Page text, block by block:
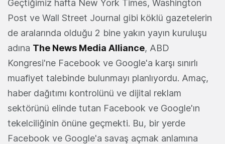
Geçtiğimiz hafta New York Times, Washington
Post ve Wall Street Journal gibi köklü gazetelerin
de aralarında olduğu 2 bine yakın yayın kuruluşu
adına The News Media Alliance, ABD
Kongresi'ne Facebook ve Google'a karşı sınırlı
muafiyet talebinde bulunmayı planlıyordu. Amaç,
haber dağıtımı kontrolünü ve dijital reklam
sektörünü elinde tutan Facebook ve Google'ın
tekelciliğinin önüne geçmekti. Bu, bir yerde
Facebook ve Google'a savaş açmak anlamına